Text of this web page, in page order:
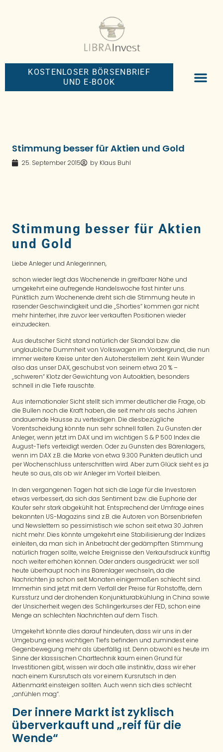
KOSTENLOSER BÖRSENBRIEF
UND E-BOOK
Stimmung besser für Aktien und Gold
25. September 2015 by Klaus Buhl
Stimmung besser für Aktien
und Gold
Liebe Anleger und Anlegerinnen,
schon wieder liegt das Wochenende in greifbarer Nähe und
umgekehrt eine aufregende Handelswoche fast hinter uns.
Pünktlich zum Wochenende dreht sich die Stimmung heute in
rasender Geschwindigkeit und die „Shorties“ kommen gar nicht
mehr hinterher, ihre zuvor leer verkauften Positionen wieder
einzudecken.
Aus deutscher Sicht stand natürlich der Skandal bzw. die
unglaubliche Dummheit von Volkswagen im Vordergrund, die nun
immer weitere Kreise unter den Autoherstellern zieht. Kein Wunder
also das unser DAX, geschubst von seinem etwa 20 % –
„schweren“ Klotz der Gewichtung von Autoaktien, besonders
schnell in die Tiefe rauschte.
Aus internationaler Sicht stellt sich immer deutlicher die Frage, ob
die Bullen noch die Kraft haben, die seit mehr als sechs Jahren
andauernde Hausse zu verteidigen. Die diesbezügliche
Vorentscheidung könnte nun sehr schnell fallen. Zu Gunsten der
Anleger, wenn jetzt im DAX und im wichtigen S & P 500 Index die
August-Tiefs verteidigt werden. Oder zu Gunsten des Bärenlagers,
wenn im DAX z.B. die Marke von etwa 9.300 Punkten deutlich und
per Wochenschluss unterschritten wird. Aber zum Glück sieht es ja
heute so aus, als ob wir Anleger im Vorteil bleiben.
In den vergangenen Tagen hat sich die Lage für die Investoren
etwas verbessert, da sich das Sentiment bzw. die Euphorie der
Käufer sehr stark abgekühlt hat. Entsprechend der Umfrage eines
bekannten US-Magazins sind z.B. die Autoren von Börsenbriefen
und Newslettern so pessimistisch wie schon seit etwa 30 Jahren
nicht mehr. Dies könnte umgekehrt eine Stabilisierung der Indizes
einleiten, da man sich in Anbetracht der gedämpften Stimmung
natürlich fragen sollte, welche Ereignisse den Verkaufsdruck künftig
noch weiter erhöhen können. Oder anders ausgedrückt: wer soll
heute überhaupt noch ins Bärenlager wechseln, da die
Nachrichten ja schon seit Monaten einigermaßen schlecht sind.
Immerhin sind jetzt mit dem Verfall der Preise für Rohstoffe, dem
Kurssturz und der drohenden Konjunkturabkühlung in China sowie
der Unsicherheit wegen des Schlingerkurses der FED, schon eine
Menge an schlechten Nachrichten auf dem Tisch.
Umgekehrt könnte dies darauf hindeuten, dass wir uns in der
Umgebung eines wichtigen Tiefs befinden und zumindest eine
Gegenbewegung mehr als überfällig ist. Denn obwohl es heute im
Sinne der klassischen Charttechnik kaum einen Grund für
Investitionen gibt, wissen wir doch alle instinktiv, dass wir eher
nach einem Kursrutsch als vor einem Kursrutsch in den
Aktienmarkt einsteigen sollten. Auch wenn sich dies schlecht
„anfühlen mag“.
Der innere Markt ist zyklisch
überverkauft und „reif für die
Wende“